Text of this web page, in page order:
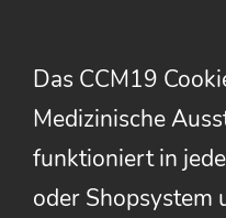
Das CCM19
Medizinische
funktioniert in
oder Shopsystem